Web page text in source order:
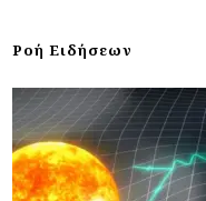
Ροή Ειδήσεων